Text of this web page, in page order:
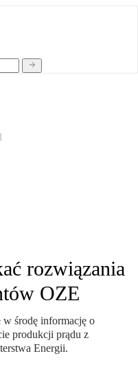
rozwiązania
OZE
w środę informację o
produkcji prądu z
Energii.